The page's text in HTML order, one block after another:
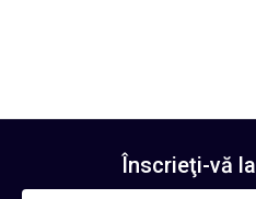
Înscrieţi-vă la